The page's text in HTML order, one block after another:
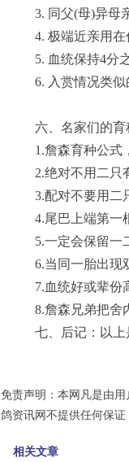
3. 同父(母)异母
4. 极端近亲用在
5. 血统保持4分之
6. 入赏情况类似
六、名家们的育
1.詹森育种公式，
2.绝对不用二只
3.配对不要用二
4.尾巴上端第一
5.一定会保留一
6.当同一胎出现
7.血统好或辈份
8.詹森兄弟把舍内
七、后记：以上是
免责声明：本网凡是由
鸽资讯网不提供任何保证
相关文章